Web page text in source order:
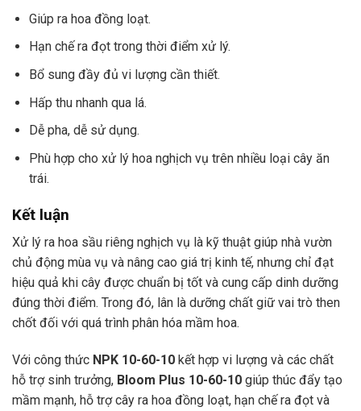
Giúp ra hoa đồng loạt.
Hạn chế ra đọt trong thời điểm xử lý.
Bổ sung đầy đủ vi lượng cần thiết.
Hấp thu nhanh qua lá.
Dễ pha, dễ sử dụng.
Phù hợp cho xử lý hoa nghịch vụ trên nhiều loại cây ăn
trái.
Kết luận
Xử lý ra hoa sầu riêng nghịch vụ là kỹ thuật giúp nhà vườn
chủ động mùa vụ và nâng cao giá trị kinh tế, nhưng chỉ đạt
hiệu quả khi cây được chuẩn bị tốt và cung cấp dinh dưỡng
đúng thời điểm. Trong đó, lân là dưỡng chất giữ vai trò then
chốt đối với quá trình phân hóa mầm hoa.
Với công thức NPK 10-60-10 kết hợp vi lượng và các chất
hỗ trợ sinh trưởng, Bloom Plus 10-60-10 giúp thúc đẩy tạo
mầm mạnh, hỗ trợ cây ra hoa đồng loạt, hạn chế ra đọt và